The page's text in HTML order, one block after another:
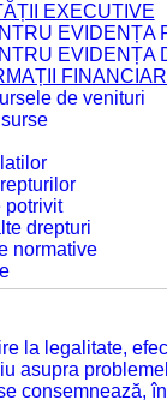
EXECUTIVE
EVIDENȚA
EVIDENȚA
de venituri
potrivit
drepturi
normative
la legalitate,
asupra
consemnează,